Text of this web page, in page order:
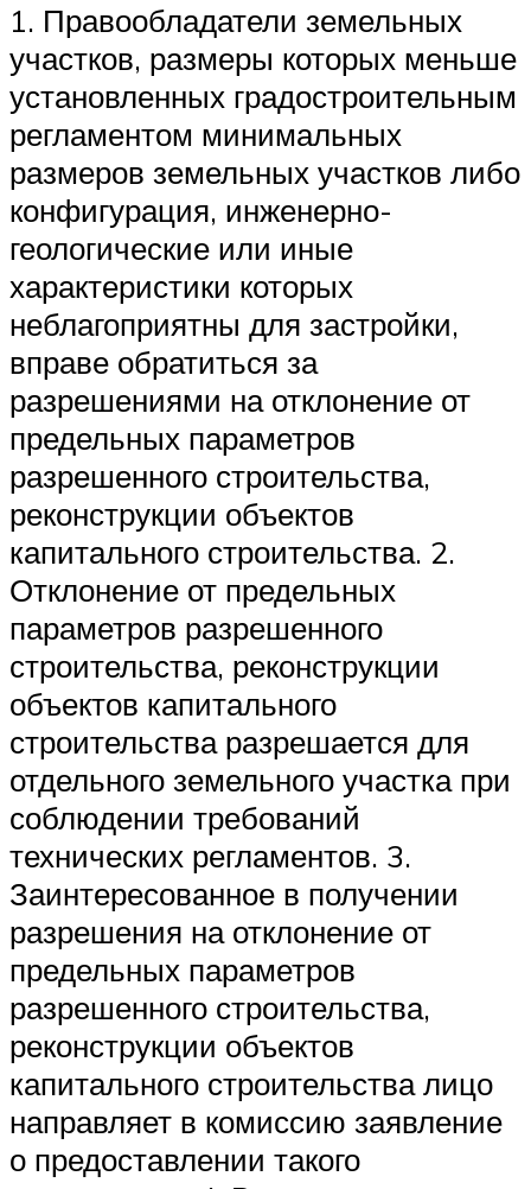
1. Правообладатели земельных
участков, размеры которых меньше
установленных градостроительным
регламентом минимальных
размеров земельных участков либо
конфигурация, инженерно-
геологические или иные
характеристики которых
неблагоприятны для застройки,
вправе обратиться за
разрешениями на отклонение от
предельных параметров
разрешенного строительства,
реконструкции объектов
капитального строительства. 2.
Отклонение от предельных
параметров разрешенного
строительства, реконструкции
объектов капитального
строительства разрешается для
отдельного земельного участка при
соблюдении требований
технических регламентов. 3.
Заинтересованное в получении
разрешения на отклонение от
предельных параметров
разрешенного строительства,
реконструкции объектов
капитального строительства лицо
направляет в комиссию заявление
о предоставлении такого